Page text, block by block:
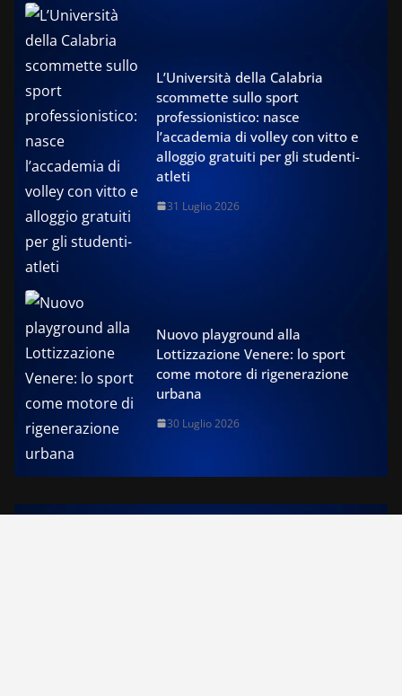
L’Università della Calabria
scommette sullo sport
professionistico: nasce
l’accademia di volley con vitto e
alloggio gratuiti per gli studenti-
atleti
31 Luglio 2026
Nuovo playground alla
Lottizzazione Venere: lo sport
come motore di rigenerazione
urbana
30 Luglio 2026